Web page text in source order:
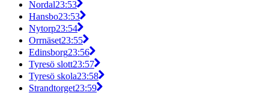
Nordal23:53
Hansbo23:53
Nytorp23:54
Orrnäset23:55
Edinsborg23:56
Tyresö slott23:57
Tyresö skola23:58
Strandtorget23:59